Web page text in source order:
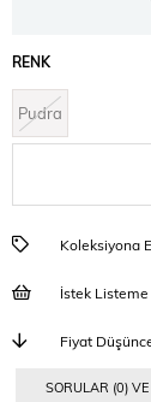
RENK
Pudra
Koleksiyona
İstek Listeme
Fiyat
SORULAR (0) VE